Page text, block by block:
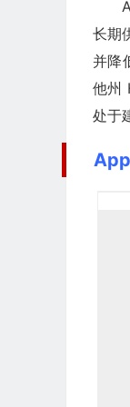
长期
并降
他州
处于